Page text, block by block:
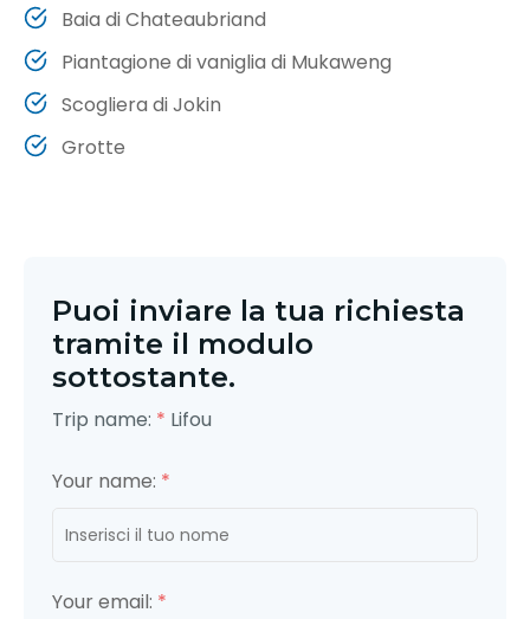
Baia di Chateaubriand
Piantagione di vaniglia di Mukaweng
Scogliera di Jokin
Grotte
Puoi inviare la tua richiesta
tramite il modulo
sottostante.
Trip name: * Lifou
Your name: *
Your email: *